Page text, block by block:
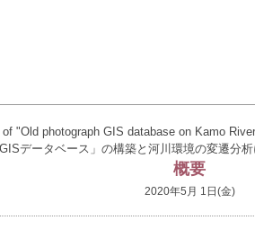
of "Old photograph GIS database on Kamo
データベース」の構築と河川環境の変遷分
概要
2020年5月 1日(金)